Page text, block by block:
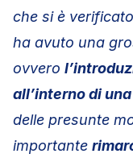
che si è
ha avuto una
ovvero
all’interno di
delle presunte
importante